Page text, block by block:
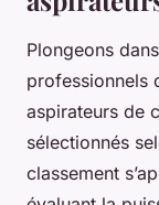
Plongeons
professionnels
aspirateurs de
sélectionnés
classement